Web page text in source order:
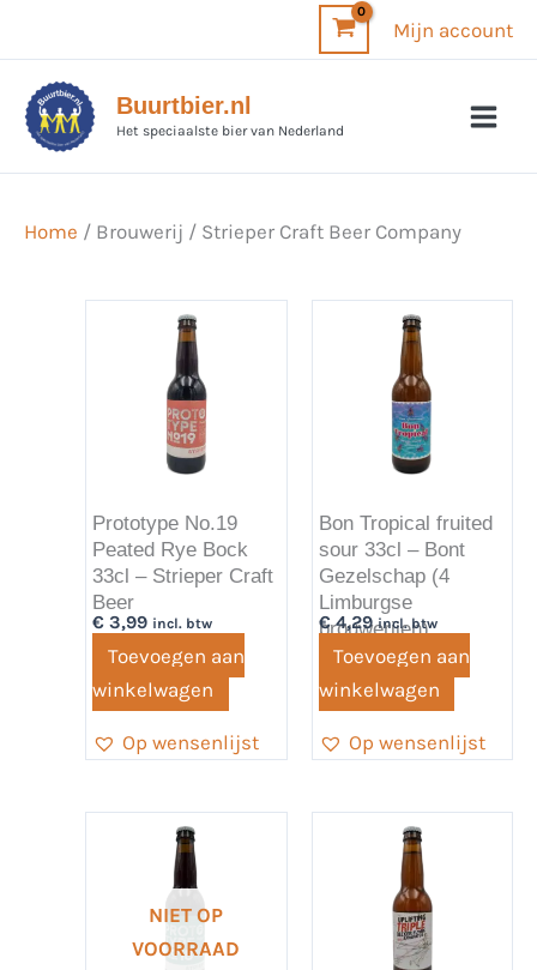
inhoud
Mijn account
Buurtbier.nl
Het speciaalste bier van Nederland
Home / Brouwerij / Strieper Craft Beer Company
Prototype No.19
Peated Rye Bock
33cl – Strieper Craft
Beer
€ 3,99 incl. btw
Toevoegen aan
winkelwagen
Op wensenlijst
Bon Tropical fruited
sour 33cl – Bont
Gezelschap (4
Limburgse
brouwerijen)
€4,29 incl. btw
Toevoegen aan
winkelwagen
Op wensenlijst
NIET OP
VOORRAAD